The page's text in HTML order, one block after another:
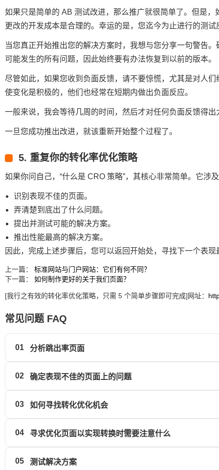
如果只是简单的 AB 测试改进，那么推广就很简单了。但是
更改的开发成本是合理的。幸运的是，您迄今为止进行的测
当您真正开始推出您的解决方案时，我想与您分享一句警告
可能发生的所有问题，因此始终要有办法恢复到以前的版本。
尽管如此，如果您收到负面反馈，请不要惊慌，尤其是对人
使变化是积极的，他们也经常在短期内做出负面反应。
一般来说，我会等待几周的时间，然后才对任何负面反馈得出
一旦您成功推出改进，就该重新开始整个过程了。
5. 重复你的转化率优化策略
如果你问自己，“什么是 CRO 策略”，其核心非常简单。它涉
识别表现不佳的页面。
弄清楚到底出了什么问题。
提出并测试可能的解决方案。
推出性能最高的解决方案。
因此，完成上述步骤后，您可以返回开始处，寻找下一个表
上一篇： 标准网站与门户网站：它们有何不同？
下一篇： 如何制作更好的关于我们页面？
[我行之有效的转化率优化策略，只需 5 个简单步骤即可完成]网址：
常见问题 FAQ
01 分析跳出率页面
02 确定表现不佳的页面上的问题
03 如何寻找转化优化机会
04 寻求优化页面以实现转换时需要注意什么
05 测试解决方案